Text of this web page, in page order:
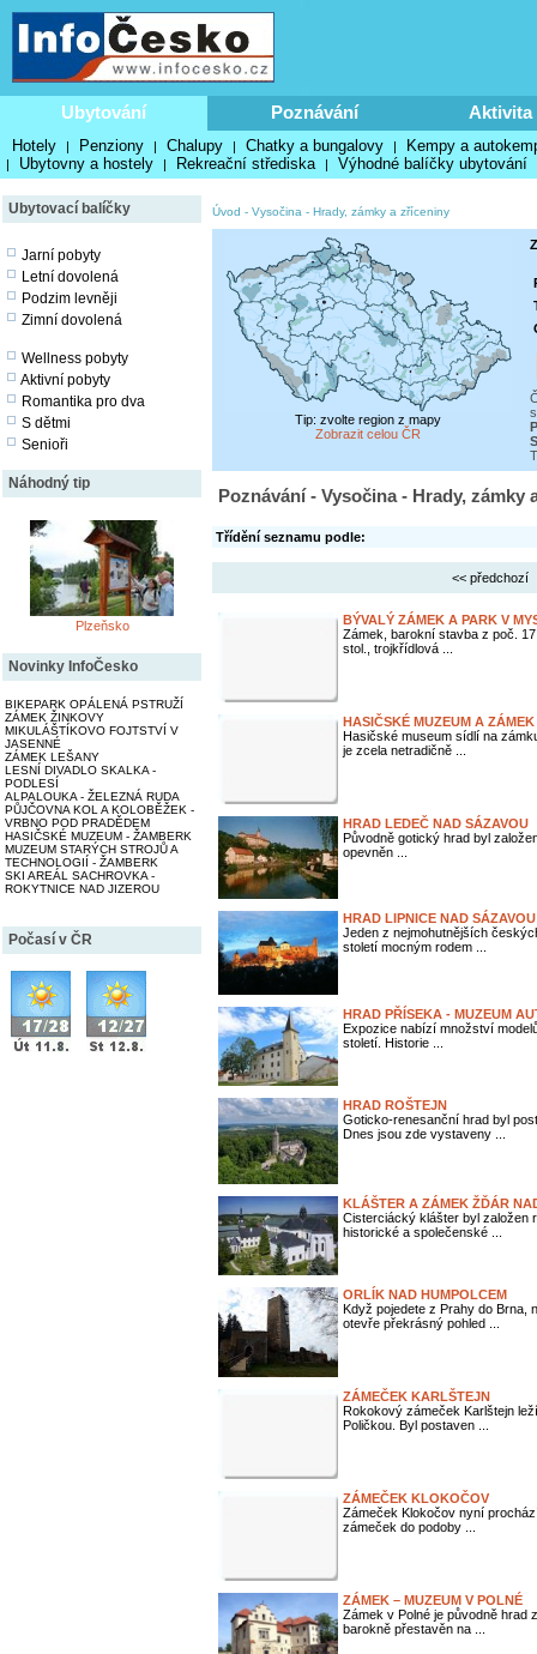
Ubytování Poznávání Aktivita
Hotely | Penziony | Chalupy | Chatky a bungalovy | Kempy a
| Ubytovny a hostely | Rekreační střediska | Výhodné balíčky ubytování
Ubytovací balíčky
Jarní pobyty
Letní dovolená
Podzim levněji
Zimní dovolená
Wellness pobyty
Aktivní pobyty
Romantika pro dva
S dětmi
Senioři
Náhodný tip
Plzeňsko
Novinky InfoČesko
BIKEPARK OPÁLENÁ PSTRUŽÍ
ZÁMEK ŽINKOVY
MIKULÁŠTÍKOVO FOJTSTVÍ V
JASENNÉ
ZÁMEK LEŠANY
LESNÍ DIVADLO SKALKA -
PODLESÍ
ALPALOUKA - ŽELEZNÁ RUDA
PŮJČOVNA KOL A KOLOBĚŽEK -
VRBNO POD PRADĚDEM
HASIČSKÉ MUZEUM - ŽAMBERK
MUZEUM STARÝCH STROJŮ A
TECHNOLOGIÍ - ŽAMBERK
SKI AREÁL SACHROVKA -
ROKYTNICE NAD JIZEROU
Počasí v ČR
Úvod - Vysočina - Hrady, zámky a zříceniny
Tip: zvolte region z mapy
Zobrazit celou ČR
Poznávání - Vysočina - Hrady, zámky
Třídění seznamu podle:
<< předchozí
BÝVALÝ ZÁMEK A PARK V
Zámek, barokní stavba z poč.
stol., trojkřídlová ...
HASIČSKÉ MUZEUM A
Hasičské museum sídlí na
je zcela netradičně ...
HRAD LEDEČ NAD SÁZAVOU
Původně gotický hrad byl
opevněn ...
HRAD LIPNICE NAD
Jeden z nejmohutnějších
století mocným rodem ...
HRAD PŘÍSEKA - MUZEUM
Expozice nabízí množství
století. Historie ...
HRAD ROŠTEJN
Goticko-renesanční hrad byl
Dnes jsou zde vystaveny ...
KLÁŠTER A ZÁMEK ŽĎÁR
Cisterciácký klášter byl založen
historické a společenské ...
ORLÍK NAD HUMPOLCEM
Když pojedete z Prahy do Brna,
otevře překrásný pohled ...
ZÁMEČEK KARLŠTEJN
Rokokový zámeček Karlštejn
Poličkou. Byl postaven ...
ZÁMEČEK KLOKOČOV
Zámeček Klokočov nyní
zámeček do podoby ...
ZÁMEK – MUZEUM V POLNÉ
Zámek v Polné je původně hrad
barokně přestavěn na ...